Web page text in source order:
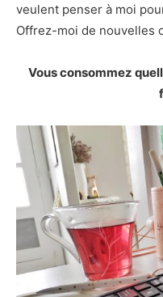
veulent penser à moi
Offrez-moi de nouvelles
Vous consommez